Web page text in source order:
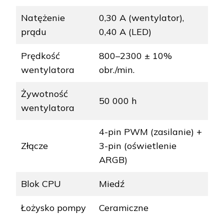
Natężenie
prądu
0,30 A (wentylator),
0,40 A (LED)
Prędkość
wentylatora
800–2300 ± 10%
obr./min.
Żywotność
wentylatora
50 000 h
Złącze
4-pin PWM (zasilanie) +
3-pin (oświetlenie
ARGB)
Blok CPU Miedź
Łożysko pompy Ceramiczne